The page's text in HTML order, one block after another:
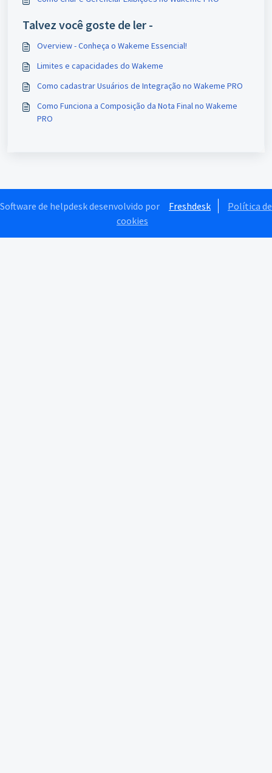
Talvez você goste de ler -
Overview - Conheça o Wakeme Essencial!
Limites e capacidades do Wakeme
Como cadastrar Usuários de Integração no Wakeme PRO
Como Funciona a Composição da Nota Final no Wakeme
PRO
Software de helpdesk desenvolvido por Freshdesk
Política de
cookies